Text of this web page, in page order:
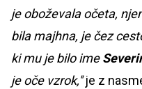
je oboževala očeta,
bila majhna, je čez
ki mu je bilo ime
je oče vzrok,''je z